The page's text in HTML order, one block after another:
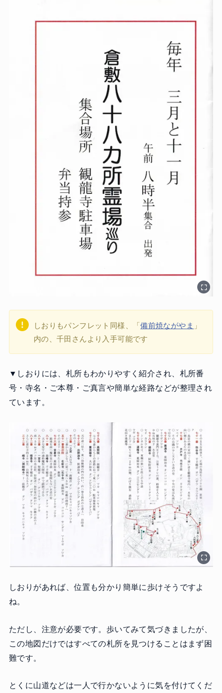
しおりもパンフレット同様、「備前焼ながやま 」
内の、千田さんより入手可能です
▼しおりには、札所もわかりやすく紹介され、札所番
号・寺名・ご本尊・ご真言や簡単な経路などが整理され
ています。
しおりがあれば、位置も分かり簡単に歩けそうですよ
ね。
ただし、注意が必要です。歩いてみて気づきましたが、
この地図だけではすべての札所を見つけることはまず困
難です。
とくに山道などは一人で行かないように気を付けてくだ